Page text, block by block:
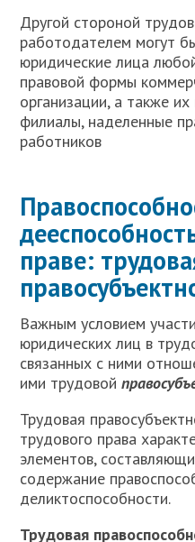
Другой стороной
работодателем могут
юридические лица
правовой формы
организации, а также
филиалы, наделенные
работников
праве:
Важным условием
юридических лиц в
связанных с ними
ими трудовой
Трудовая
трудового права
элементов,
содержание
деликтоспособности.
Трудовая